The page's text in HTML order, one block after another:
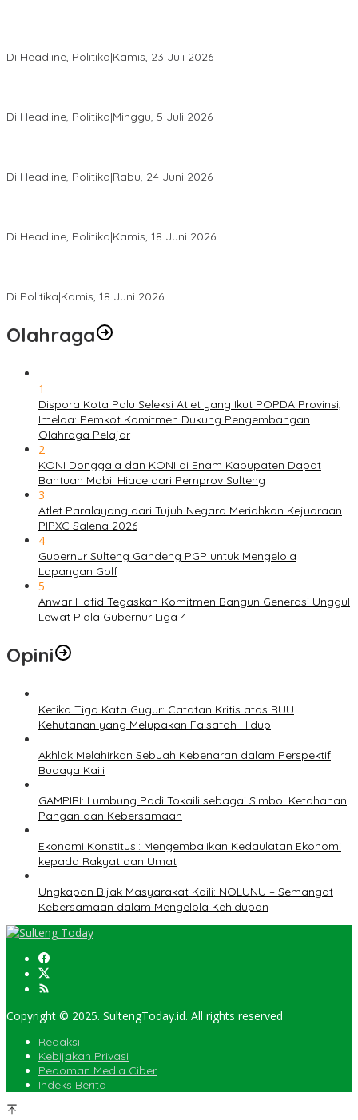
Di Headline, Politika|Kamis, 23 Juli 2026
Di Headline, Politika|Minggu, 5 Juli 2026
Di Headline, Politika|Rabu, 24 Juni 2026
Di Headline, Politika|Kamis, 18 Juni 2026
Di Politika|Kamis, 18 Juni 2026
Olahraga
1
Dispora Kota Palu Seleksi Atlet yang Ikut POPDA Provinsi,
Imelda: Pemkot Komitmen Dukung Pengembangan
Olahraga Pelajar
2
KONI Donggala dan KONI di Enam Kabupaten Dapat
Bantuan Mobil Hiace dari Pemprov Sulteng
3
Atlet Paralayang dari Tujuh Negara Meriahkan Kejuaraan
PIPXC Salena 2026
4
Gubernur Sulteng Gandeng PGP untuk Mengelola
Lapangan Golf
5
Anwar Hafid Tegaskan Komitmen Bangun Generasi Unggul
Lewat Piala Gubernur Liga 4
Opini
Ketika Tiga Kata Gugur: Catatan Kritis atas RUU
Kehutanan yang Melupakan Falsafah Hidup
Akhlak Melahirkan Sebuah Kebenaran dalam Perspektif
Budaya Kaili
GAMPIRI: Lumbung Padi Tokaili sebagai Simbol Ketahanan
Pangan dan Kebersamaan
Ekonomi Konstitusi: Mengembalikan Kedaulatan Ekonomi
kepada Rakyat dan Umat
Ungkapan Bijak Masyarakat Kaili: NOLUNU – Semangat
Kebersamaan dalam Mengelola Kehidupan
Copyright © 2025. SultengToday.id. All rights reserved
Redaksi
Kebijakan Privasi
Pedoman Media Ciber
Indeks Berita